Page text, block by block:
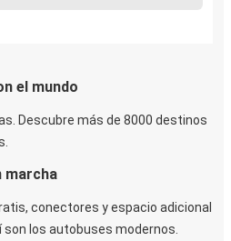
el mundo
Descubre más de 8000 destinos
marcha
conectores y espacio adicional
son los autobuses modernos.